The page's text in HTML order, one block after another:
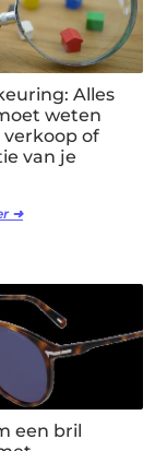
Alles
weten
verkoop of
van je
➜
een bril